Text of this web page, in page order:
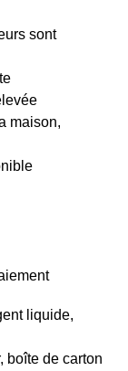
sont
maison,
liquide,
boîte de carton